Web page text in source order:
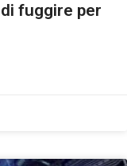
fuggire per